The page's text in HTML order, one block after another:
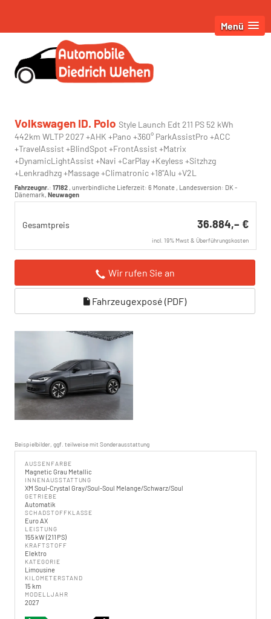
Menü
Volkswagen ID. Polo Style Launch Edt 211 PS 52 kWh
442km WLTP 2027 +AHK +Pano +360° ParkAssistPro +ACC
+TravelAssist +BlindSpot +FrontAssist +Matrix
+DynamicLightAssist +Navi +CarPlay +Keyless +Sitzhzg
+Lenkradhzg +Massage +Climatronic +18"Alu +V2L
Fahrzeugnr.: 17182 , unverbindliche Lieferzeit: 6 Monate , Landesversion: DK -
Dänemark, Neuwagen
Gesamtpreis 36.884,– €
incl. 19% Mwst & Überführungskosten
Wir rufen Sie an
Fahrzeugexposé (PDF)
Beispielbilder, ggf. teilweise mit Sonderausstattung
AUSSENFARBE
Magnetic Grau Metallic
INNENAUSSTATTUNG
XM Soul-Crystal Gray/Soul-Soul Melange/Schwarz/Soul
GETRIEBE
Automatik
SCHADSTOFFKLASSE
Euro AX
LEISTUNG
155 kW (211 PS)
KRAFTSTOFF
Elektro
KATEGORIE
Limousine
KILOMETERSTAND
15 km
MODELLJAHR
2027